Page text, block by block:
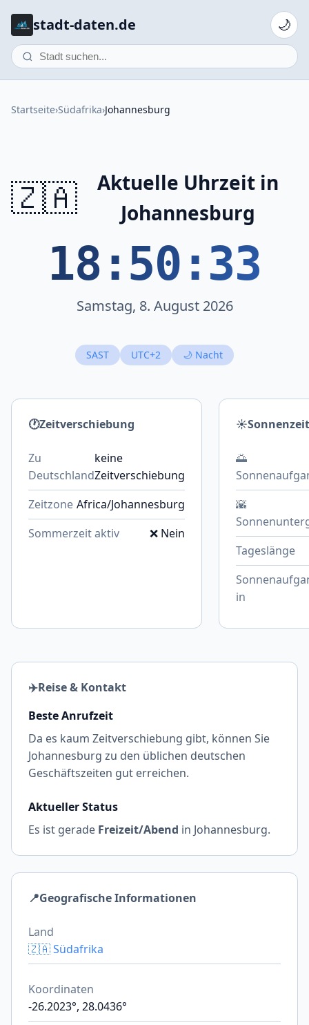
stadt-daten.de 🌙
Startseite›Südafrika›Johannesburg
🇿🇦
Aktuelle Uhrzeit in
Johannesburg
18:50:33
Samstag, 8. August 2026
SAST UTC+2 🌙 Nacht
🕐Zeitverschiebung
Zu
Deutschland
keine
Zeitverschiebung
Zeitzone Africa/Johannesburg
Sommerzeit aktiv
❌ Nein
☀️
🌅
🌇
Tageslänge
in
✈️Reise & Kontakt
Beste Anrufzeit
Da es kaum Zeitverschiebung gibt, können Sie
Johannesburg zu den üblichen deutschen
Geschäftszeiten gut erreichen.
Aktueller Status
Es ist gerade Freizeit/Abend in Johannesburg.
📍Geografische Informationen
Land
🇿🇦 Südafrika
Koordinaten
-26.2023°, 28.0436°